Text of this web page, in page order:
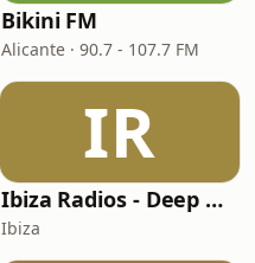
Bikini FM
Alicante · 90.7 - 107.7 FM
IR
Ibiza Radios - Deep House
Ibiza